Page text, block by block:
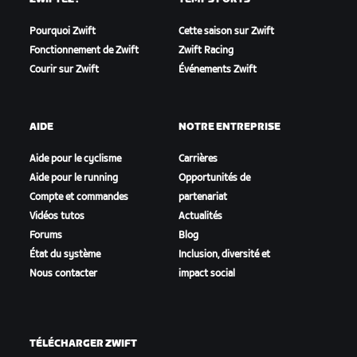
Pourquoi Zwift
Fonctionnement de Zwift
Courir sur Zwift
Cette saison sur Zwift
Zwift Racing
Événements Zwift
AIDE
Aide pour le cyclisme
Aide pour le running
Compte et commandes
Vidéos tutos
Forums
État du système
Nous contacter
NOTRE ENTREPRISE
Carrières
Opportunités de
partenariat
Actualités
Blog
Inclusion, diversité et
impact social
TÉLÉCHARGER ZWIFT